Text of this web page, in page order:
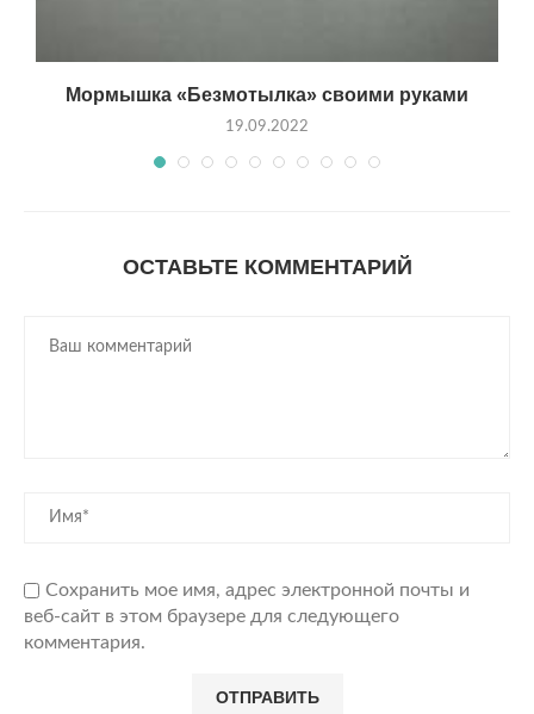
Мормышка «Безмотылка» своими руками
19.09.2022
ОСТАВЬТЕ КОММЕНТАРИЙ
Сохранить мое имя, адрес электронной почты и
веб-сайт в этом браузере для следующего
комментария.